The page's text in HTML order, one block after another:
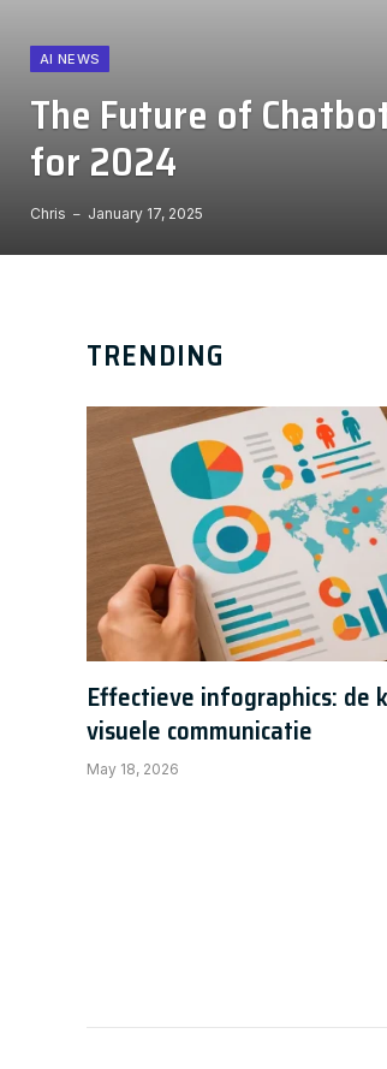
AI NEWS
The Future of
for 2024
Chris January 17, 2025
TRENDING
Effectieve infographics: de
visuele communicatie
May 18, 2026